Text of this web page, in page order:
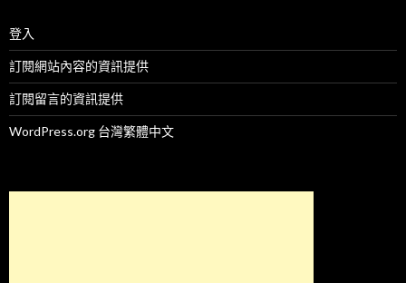
登入
訂閱網站內容的資訊提供
訂閱留言的資訊提供
WordPress.org 台灣繁體中文